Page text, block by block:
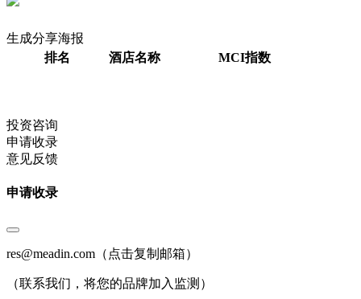
生成分享海报
排名
酒店名称 MCI指数
投资咨询
申请收录
意见反馈
申请收录
res@meadin.com （点击复制邮箱）
（联系我们，将您的品牌加入监测）